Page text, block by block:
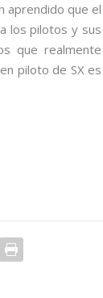
aprendido que el
los pilotos y sus
que realmente
piloto de SX es